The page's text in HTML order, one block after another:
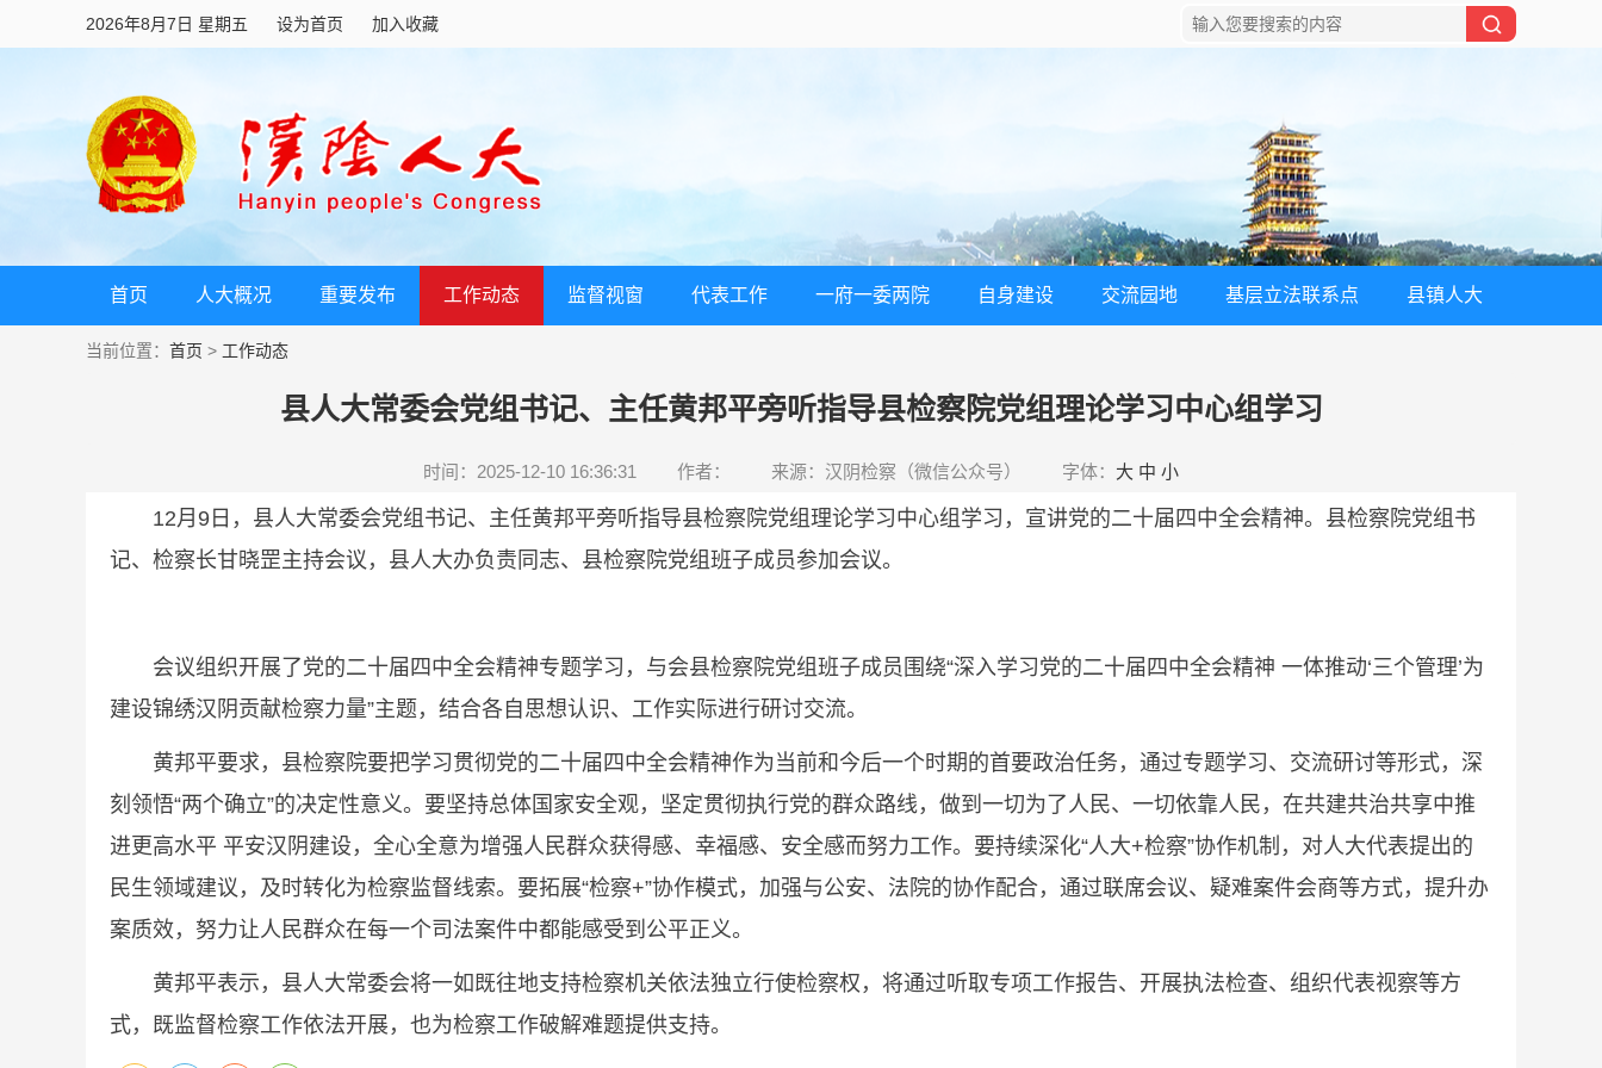
2026年8月7日 星期五 设为首页 加入收藏
首页 人大概况 重要发布 工作动态 监督视窗 代表工作 一府一委两院 自身建设 交流园地 基层立法联系点 县镇人大
当前位置： 首页 > 工作动态
县人大常委会党组书记、主任黄邦平旁听指导县检察院党组理论学习中心组学习
时间：2025-12-10 16:36:31 作者： 来源：汉阴检察（微信公众号） 字体： 大 中 小
12月9日，县人大常委会党组书记、主任黄邦平旁听指导县检察院党组理论学习中心组学习，宣讲党的二十届四中全会精神。县检察院党组书
记、检察长甘晓罡主持会议，县人大办负责同志、县检察院党组班子成员参加会议。
会议组织开展了党的二十届四中全会精神专题学习，与会县检察院党组班子成员围绕“深入学习党的二十届四中全会精神 一体推动‘三个管理’为
建设锦绣汉阴贡献检察力量”主题，结合各自思想认识、工作实际进行研讨交流。
黄邦平要求，县检察院要把学习贯彻党的二十届四中全会精神作为当前和今后一个时期的首要政治任务，通过专题学习、交流研讨等形式，深
刻领悟“两个确立”的决定性意义。要坚持总体国家安全观，坚定贯彻执行党的群众路线，做到一切为了人民、一切依靠人民，在共建共治共享中推
进更高水平 平安汉阴建设，全心全意为增强人民群众获得感、幸福感、安全感而努力工作。要持续深化“人大+检察”协作机制，对人大代表提出的
民生领域建议，及时转化为检察监督线索。要拓展“检察+”协作模式，加强与公安、法院的协作配合，通过联席会议、疑难案件会商等方式，提升办
案质效，努力让人民群众在每一个司法案件中都能感受到公平正义。
黄邦平表示，县人大常委会将一如既往地支持检察机关依法独立行使检察权，将通过听取专项工作报告、开展执法检查、组织代表视察等方
式，既监督检察工作依法开展，也为检察工作破解难题提供支持。